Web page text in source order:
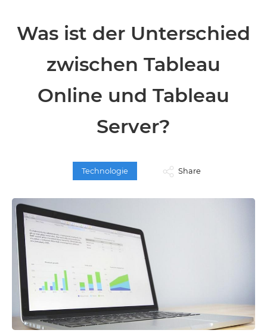
Was ist der Unterschied
zwischen Tableau
Online und Tableau
Server?
Technologie Share